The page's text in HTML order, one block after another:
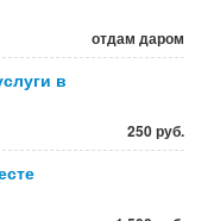
отдам даром
в
250 руб.